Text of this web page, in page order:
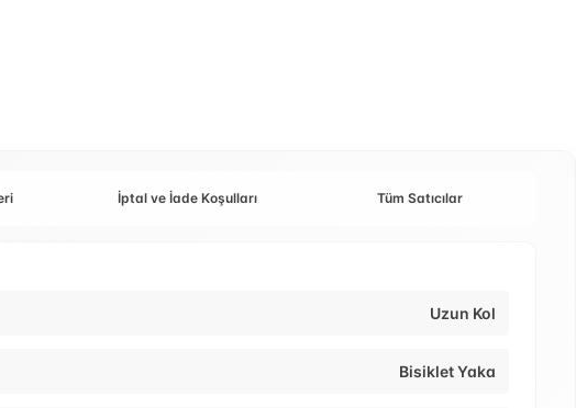
İptal ve İade Koşulları Tüm Satıcılar
Uzun Kol
Bisiklet Yaka